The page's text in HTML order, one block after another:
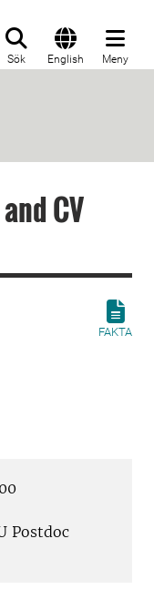
Sök English Meny
CV
FAKTA
Postdoc